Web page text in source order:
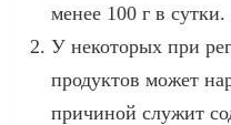
менее 100 г в сутки.
У некоторых при
продуктов может
причиной служит